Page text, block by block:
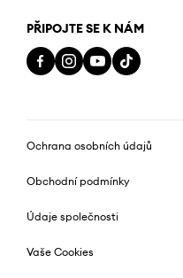
PŘIPOJTE SE K NÁM
Ochrana osobních údajů
Obchodní podmínky
Údaje společnosti
Vaše Cookies